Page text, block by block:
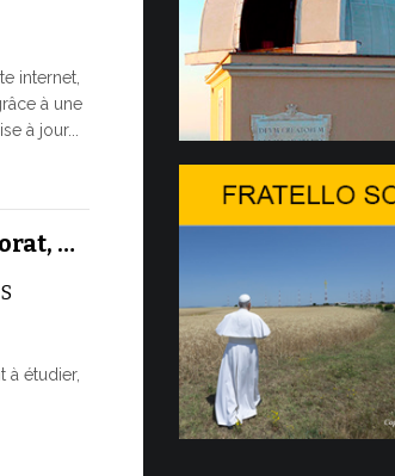
internet,
à une
à jour...
…
à étudier,
7 JUILLET, 2026
20…
L’édition
7 JUILLET, 2026
Topo…
POUR